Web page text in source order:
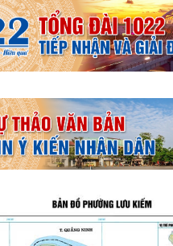
HĐND PHƯỜNG LƯU KIẾM
8 NĂM 2026
LƯU KIẾM TỔ CHỨC PHIÊN HỌP
Lưu Kiếm thông báo Về việc niêm
ký, cấp Giấy...